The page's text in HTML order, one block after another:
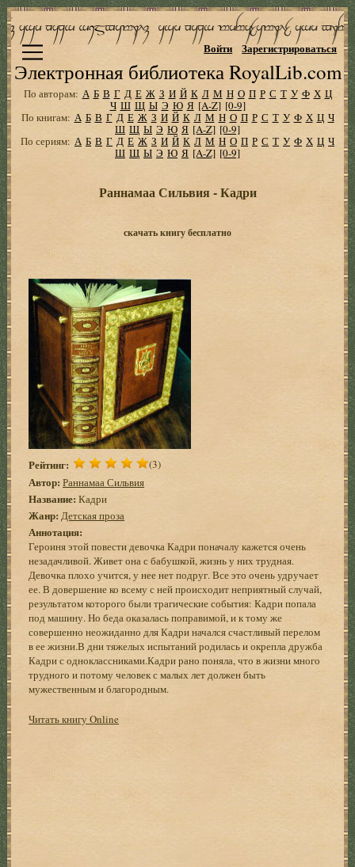
Электронная библиотека RoyalLib.com
Войти Зарегистрироваться
По авторам: А Б В Г Д Е Ж З И Й К Л М Н О П Р С Т У Ф Х Ц
Ч Ш Щ Ы Э Ю Я [A-Z] [0-9]
По книгам: А Б В Г Д Е Ж З И Й К Л М Н О П Р С Т У Ф Х Ц Ч
Ш Щ Ы Э Ю Я [A-Z] [0-9]
По сериям: А Б В Г Д Е Ж З И Й К Л М Н О П Р С Т У Ф Х Ц Ч
Ш Щ Ы Э Ю Я [A-Z] [0-9]
Раннамаа Сильвия - Кадри
скачать книгу бесплатно
Рейтинг: (3)
Автор: Раннамаа Сильвия
Название: Кадри
Жанр: Детская проза
Аннотация:
Героиня этой повести девочка Кадри поначалу кажется очень
незадачливой. Живет она с бабушкой, жизнь у них трудная.
Девочка плохо учится, у нее нет подруг. Все это очень удручает
ее. В довершение ко всему с ней происходит неприятный случай,
результатом которого были трагические события: Кадри попала
под машину. Но беда оказалась поправимой, и к тому же
совершенно неожиданно для Кадри начался счастливый перелом
в ее жизни.В дни тяжелых испытаний родилась и окрепла дружба
Кадри с одноклассниками.Кадри рано поняла, что в жизни много
трудного и потому человек с малых лет должен быть
мужественным и благородным.
Читать книгу Online